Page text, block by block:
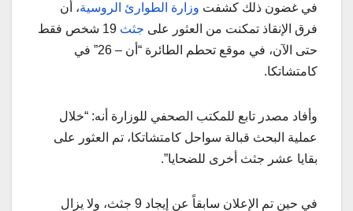
في غضون ذلك كشفت وزارة الطوارئ الروسية، أن
فرق الإنقاذ تمكنت من العثور على جثث
19 شخص فقط
حتى الآن، في موقع تحطم الطائرة “أن – 26” في
كامتشاتكا.
وأفاد مصدر تابع للمكتب الصحفي للوزارة أنه: “خلال
عملية البحث قبالة سواحل كامتشاتكا، تم العثور على
بقايا عشر جثث أخرى للضحايا”.
في حين تم الإعلان سابقاً عن إيجاد 9 جثث، ولا يزال